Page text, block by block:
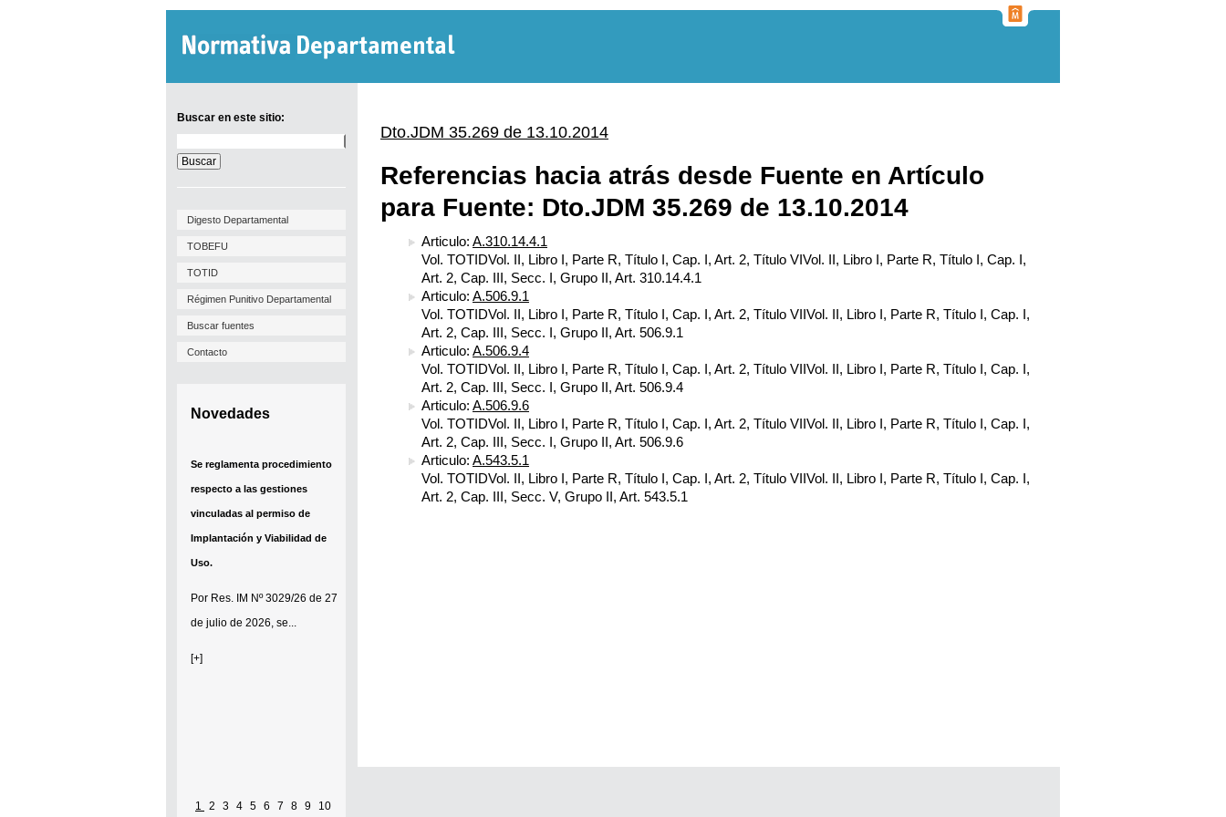
Buscar en este sitio:
en
este
sitio:
Digesto Departamental
TOBEFU
TOTID
Régimen Punitivo Departamental
Buscar fuentes
Contacto
Novedades
Se reglamenta procedimiento
respecto a las gestiones
vinculadas al permiso de
Implantación y Viabilidad de
Uso.
Por Res. IM Nº 3029/26 de 27
de julio de 2026, se...
[+]
1 2 3 4 5 6 7 8 9 10
Dto.JDM 35.269 de 13.10.2014
Referencias hacia atrás desde Fuente en Artículo
para Fuente: Dto.JDM 35.269 de 13.10.2014
Articulo: A.310.14.4.1
Vol. TOTIDVol. II, Libro I, Parte R, Título I, Cap. I, Art. 2, Título VIVol. II, Libro I, Parte R, Título I, Cap. I,
Art. 2, Cap. III, Secc. I, Grupo II, Art. 310.14.4.1
Articulo: A.506.9.1
Vol. TOTIDVol. II, Libro I, Parte R, Título I, Cap. I, Art. 2, Título VIIVol. II, Libro I, Parte R, Título I, Cap. I,
Art. 2, Cap. III, Secc. I, Grupo II, Art. 506.9.1
Articulo: A.506.9.4
Vol. TOTIDVol. II, Libro I, Parte R, Título I, Cap. I, Art. 2, Título VIIVol. II, Libro I, Parte R, Título I, Cap. I,
Art. 2, Cap. III, Secc. I, Grupo II, Art. 506.9.4
Articulo: A.506.9.6
Vol. TOTIDVol. II, Libro I, Parte R, Título I, Cap. I, Art. 2, Título VIIVol. II, Libro I, Parte R, Título I, Cap. I,
Art. 2, Cap. III, Secc. I, Grupo II, Art. 506.9.6
Articulo: A.543.5.1
Vol. TOTIDVol. II, Libro I, Parte R, Título I, Cap. I, Art. 2, Título VIIVol. II, Libro I, Parte R, Título I, Cap. I,
Art. 2, Cap. III, Secc. V, Grupo II, Art. 543.5.1